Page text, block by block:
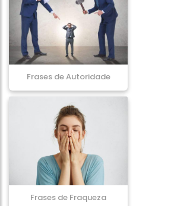
Frases de Autoridade
Frases de Fraqueza